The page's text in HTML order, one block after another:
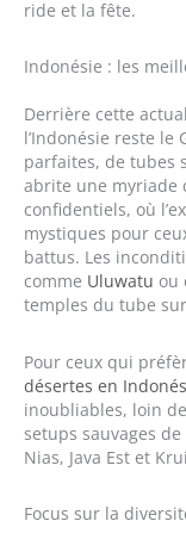
ride et la fête.
Indonésie : les
Derrière cette
l’Indonésie reste le
parfaites, de tubes
abrite une myriade
confidentiels, où
mystiques pour
battus. Les
comme Uluwatu ou
temples du tube
Pour ceux qui
désertes en
inoubliables, loin
setups sauvages de
Nias, Java Est et
Focus sur la